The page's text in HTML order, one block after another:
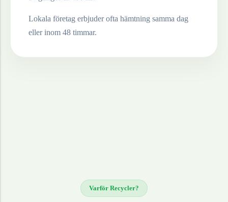
Lokala företag erbjuder ofta hämtning samma dag
eller inom 48 timmar.
Varför Recycler?